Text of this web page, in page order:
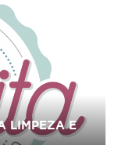
LIMPEZA E